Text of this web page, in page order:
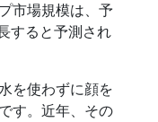
市場規模は、予
すると予測され
を使わずに顔を
す。近年、その